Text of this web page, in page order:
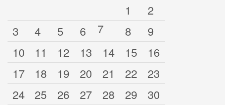
1
2
3
4 5 6 7 8
9
10
11 12 13 14 15
16
17
18 19 20 21 22
23
24
25 26 27 28 29
30